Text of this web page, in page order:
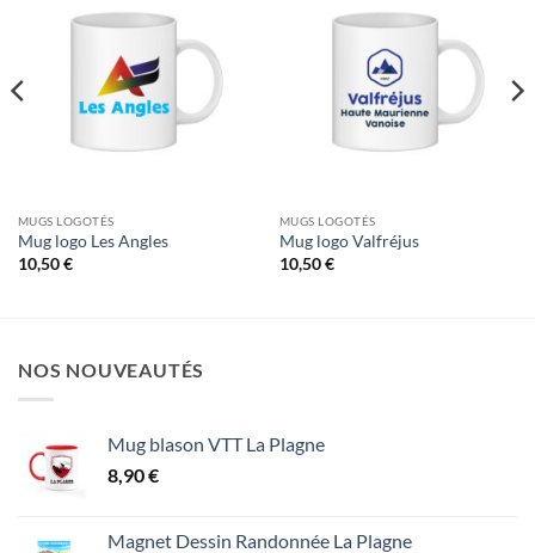
MUGS LOGOTÉS
Mug logo Les Angles
10,50€
MUGS LOGOTÉS
Mug logo Valfréjus
10,50€
NOS NOUVEAUTÉS
Mug blason VTT La Plagne
8,90€
Magnet Dessin Randonnée La Plagne